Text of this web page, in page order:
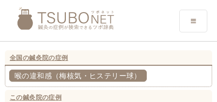
全国の鍼灸院の症例
喉の違和感（梅核気・ヒステリー球）
この鍼灸院の症例